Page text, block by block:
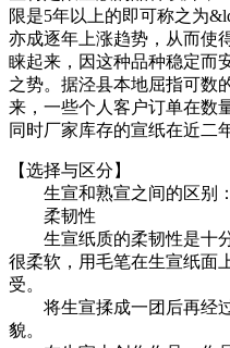
限是5年以上的即可称之为
亦成逐年上涨趋势，从而使
睐起来，因这种品种稳定而
之势。据泾县本地屈指可数
来，一些个人客户订单在数
同时厂家库存的宣纸在近二
【选择与区分】
生宣和熟宣之间的区别：
柔韧性
生宣纸质的柔韧性是十分
很柔软，用毛笔在生宣纸面
受。
将生宣揉成一团后再经过
貌。